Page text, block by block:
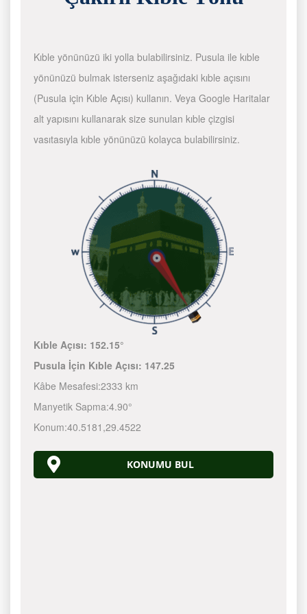
Kıble yönünüzü iki yolla bulabilirsiniz. Pusula ile kıble
yönünüzü bulmak isterseniz aşağıdaki kıble açısını
(Pusula için Kıble Açısı) kullanın. Veya Google Haritalar
alt yapısını kullanarak size sunulan kıble çizgisi
vasıtasıyla kıble yönünüzü kolayca bulabilirsiniz.
Kıble Açısı: 152.15°
Pusula İçin Kıble Açısı: 147.25
Kâbe Mesafesi:2333 km
Manyetik Sapma:4.90°
Konum:40.5181 ,29.4522
KONUMU BUL